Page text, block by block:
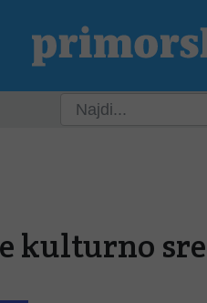
Slovenija
kulturno